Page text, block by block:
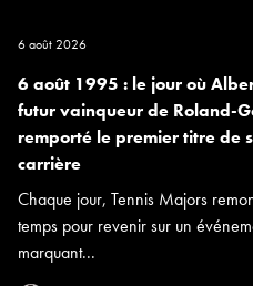
6 août 2026
6 août 1995 : le jour où
futur vainqueur de Roland-
remporté le premier titre de
carrière
Chaque jour, Tennis Majors
temps pour revenir sur un
marquant...